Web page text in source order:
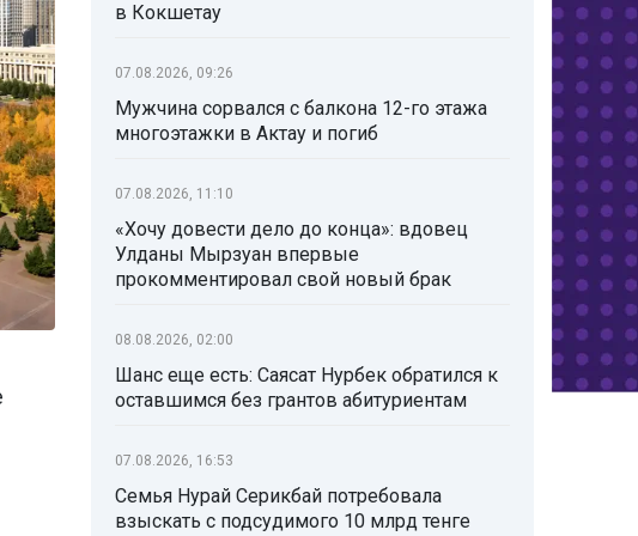
в Кокшетау
07.08.2026, 09:26
Мужчина сорвался с балкона 12-го этажа
многоэтажки в Актау и погиб
07.08.2026, 11:10
«Хочу довести дело до конца»: вдовец
Улданы Мырзуан впервые
прокомментировал свой новый брак
08.08.2026, 02:00
Шанс еще есть: Саясат Нурбек обратился к
оставшимся без грантов абитуриентам
07.08.2026, 16:53
Семья Нурай Серикбай потребовала
взыскать с подсудимого 10 млрд тенге